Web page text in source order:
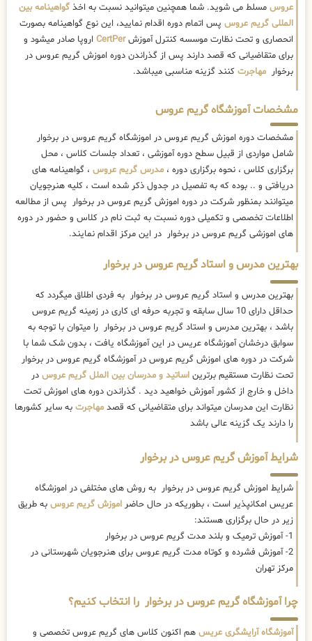
عروس مسلط می شوید. شما همچنین میتوانید نسبت به اخذ گواهینامه بین
المللی گریم عروس پس اتمام دوره اقدام نمایید، این نوع گواهینامه بصورت
انحصاری و تحت نظارت موسسه کنترل آموزشCertPer اروپا صادر میشود و
برای متقاضیانی که قصد دارند پس از گذراندن دوره اموزش گریم عروس در
برخوار مهاجرت کنند گزینه مناسبی میباشد.
مشخصات آموزشگاه گریم عروس
مشخصات دوره اموزش گریم عروس در اموزشگاه گریم عروس در برخوار
شامل مواردی از قبیل سطح دوره آموزشی ، تعداد جلسات کلاس ، محل
برگزاری کلاس ، نحوه برگزاری دوره ، مدرس گریم عروس ، گواهینامه های
دریافتی و .. بوده که به تفصیل در جدول ذکر شده است ، کلیه هنرجویان
میتوانند بمنظور شرکت در دوره اموزش گریم عروس در برخوار پس از مطالعه
اطلاعات تخصصی و تکمیلی دوره نسبت به ثبت نام در کلاس و حضور در دوره
های اموزشی گریم عروس در برخوار در این مرکز اقدام نمایند.
بهترین مدرس و استاد گریم عروس در برخوار
بهترین مدرس و استاد گریم عروس در برخوار به فردی اطلاق میگردد که
حداقل دارای 10 سال سابقه و تجربه حرفه ای کاری در زمینه گریم عروس
باشد ، بهترین مدرس و استاد گریم عروس در برخوار را میتوان با توجه به
سوابق درخشان آموزشگاه عریس در این آموزشگاه یافت ، بدون شک شما با
شرکت در دوره های اموزش گریم عروس در آموزشگاه گریم عروس در برخوار
تحت نظارت مستقیم برترین اساتید و مدرسان بین الملل گریم عروس در
داخل و خارج از کشور آموزش خواهید دید . گذراندن دوره های اموزش تحت
نظارت این مدرسان میتواند برای متقاضیانی که قصد مهاجرت به سایر کشورها
را دارند یک گزینه عالی باشد
شرایط آموزش گریم عروس در برخوار
شرایط اموزش گریم عروس در برخوار به روش های مختلفی در اموزشگاه
عریس امکانپذیر است ، بطوریکه در حال حاضر اموزش گریم عروس به طریق
زیر در حال برگزاری هستند:
1- آموزش ترمیک و بلند مدت گریم عروس در برخوار
2- آموزش فشرده و کوتاه مدت گریم عروس برای هنرجویان شهرستانی در
مرکز تهران
چرا آموزشگاه گریم عروس در برخوار را انتخاب کنیم؟
آموزشگاه آرایشگری عریس هم اکنون کلاس های گریم عروس تخصصی و